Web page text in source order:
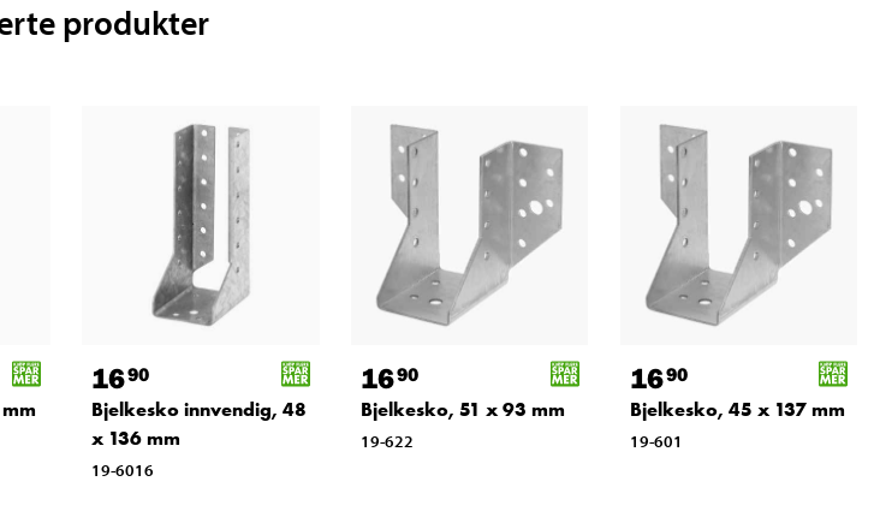
produkter
1690
Bjelkesko innvendig, 48
x 136 mm
19-6016
1690
Bjelkesko, 51 x 93 mm
19-622
1690
Bjelkesko, 45 x 137 mm
19-601